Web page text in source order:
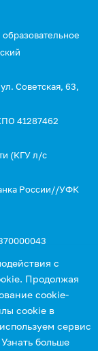
Советская, 63,
41287462
(КГУ л/с
России//УФК
с
Продолжая
cookie-
cookie в
сервис
Узнать больше